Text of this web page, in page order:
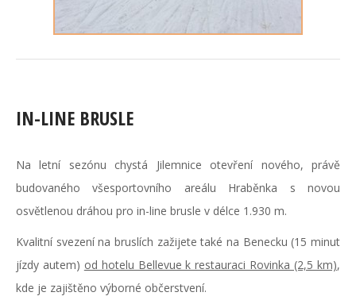
IN-LINE BRUSLE
Na letní sezónu chystá Jilemnice otevření nového, právě
budovaného všesportovního areálu Hraběnka s novou
osvětlenou dráhou pro in-line brusle v délce 1.930 m.
Kvalitní svezení na bruslích zažijete také na Benecku (15 minut
jízdy autem) od hotelu Bellevue k restauraci Rovinka (2,5 km),
kde je zajištěno výborné občerstvení.